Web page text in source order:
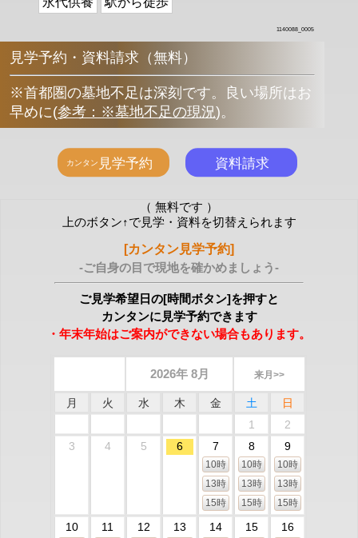
1140088_0005
見学予約・資料請求（無料）
※首都圏の墓地不足は深刻です。良い場所はお
早めに(参考：※墓地不足の現況)。
（ 無料です ）
上のボタン↑で見学・資料を切替えられます
[カンタン見学予約]
-ご自身の目で現地を確かめましょう-
ご見学希望日の[時間ボタン]を押すと
カンタンに見学予約できます
・年末年始はご案内ができない場合もあります。
2026年 8月 来月>>
月 火 水 木 金 土
日
1
2
3
4 5 6 7
10時
13時
15時
8
10時
13時
15時
9
10時
13時
15時
10 11 12 13 14 15 16